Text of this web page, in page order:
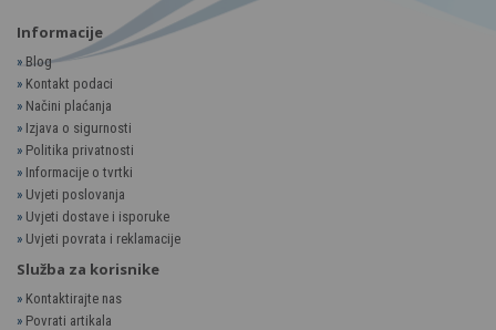
Informacije
» Blog
» Kontakt podaci
» Načini plaćanja
» Izjava o sigurnosti
» Politika privatnosti
» Informacije o tvrtki
» Uvjeti poslovanja
» Uvjeti dostave i isporuke
» Uvjeti povrata i reklamacije
Služba za korisnike
» Kontaktirajte nas
» Povrati artikala